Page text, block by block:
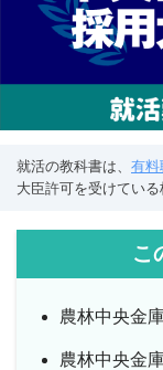
就活の教科書は、 有料
大臣許可を受けている
こ
農林中央金
農林中央金